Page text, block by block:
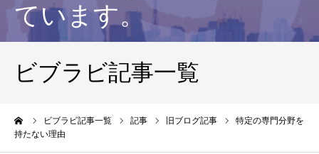
ています。
ビブラビ記事一覧
ビブラビ記事一覧 記事 旧ブログ記事
特定の専門分野を
持たない理由